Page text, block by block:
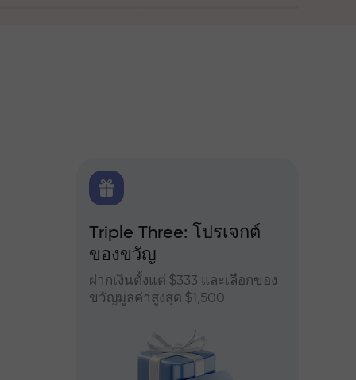
Triple Three: โปรเจกต์
ของขวัญ
ฝากเงินตั้งแต่ $333 และเลือกของ
ขวัญมูลค่าสูงสุด $1,500